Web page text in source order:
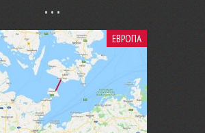
ЕВРОПА